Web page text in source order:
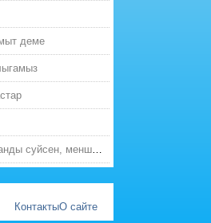
деме
суйсен, менше суй
КонтактыО сайте